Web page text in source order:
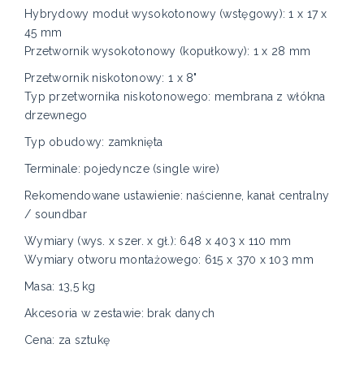
Hybrydowy moduł wysokotonowy (wstęgowy): 1 x 17 x
45 mm
Przetwornik wysokotonowy (kopułkowy): 1 x 28 mm
Przetwornik niskotonowy: 1 x 8"
Typ przetwornika niskotonowego: membrana z włókna
drzewnego
Typ obudowy: zamknięta
Terminale: pojedyncze (single wire)
Rekomendowane ustawienie: naścienne, kanał centralny
/ soundbar
Wymiary (wys. x szer. x gł.): 648 x 403 x 110 mm
Wymiary otworu montażowego: 615 x 370 x 103 mm
Masa: 13,5 kg
Akcesoria w zestawie: brak danych
Cena: za sztukę